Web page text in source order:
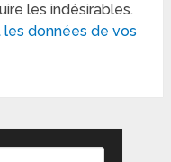
les indésirables.
les données de vos